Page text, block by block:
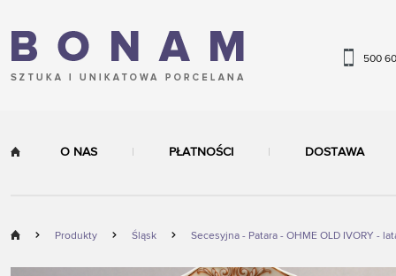
500
O NAS PŁATNOŚCI DOSTAWA
Produkty Śląsk Secesyjna - Patara - OHME OLD IVORY -